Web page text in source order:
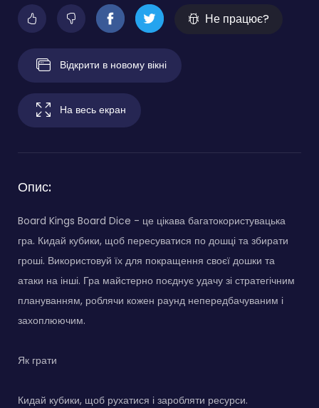
Не працює?
Відкрити в новому вікні
На весь екран
Опис:
Board Kings Board Dice - це цікава багатокористувацька
гра. Кидай кубики, щоб пересуватися по дошці та збирати
гроші. Використовуй їх для покращення своєї дошки та
атаки на інші. Гра майстерно поєднує удачу зі стратегічним
плануванням, роблячи кожен раунд непередбачуваним і
захоплюючим.
Як грати
Кидай кубики, щоб рухатися і заробляти ресурси.